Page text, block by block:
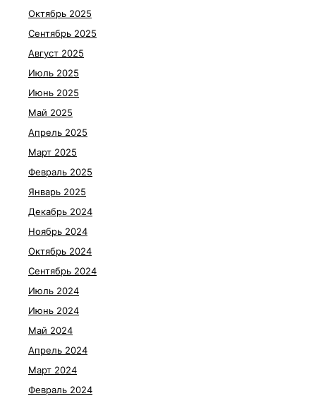
Октябрь 2025
Сентябрь 2025
Август 2025
Июль 2025
Июнь 2025
Май 2025
Апрель 2025
Март 2025
Февраль 2025
Январь 2025
Декабрь 2024
Ноябрь 2024
Октябрь 2024
Сентябрь 2024
Июль 2024
Июнь 2024
Май 2024
Апрель 2024
Март 2024
Февраль 2024